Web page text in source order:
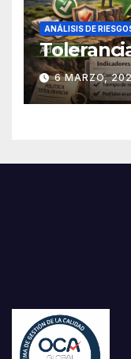
ANÁLISIS DE
6 MARZO,